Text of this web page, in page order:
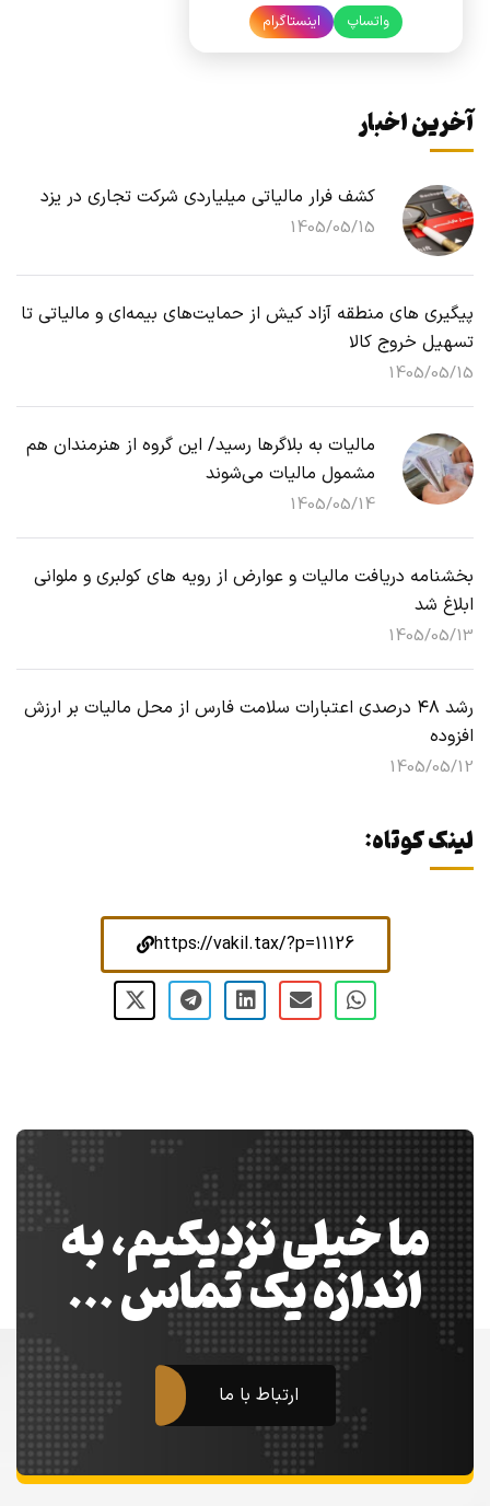
واتساپ اینستاگرام
آخرین اخبار
کشف فرار مالیاتی میلیاردی شرکت تجاری در یزد
1405/05/15
پیگیری های منطقه آزاد کیش از حمایت‌های بیمه‌ای و مالیاتی تا
تسهیل خروج کالا
1405/05/15
مالیات به بلاگرها رسید/ این گروه از هنرمندان هم
مشمول مالیات می‌شوند
1405/05/14
بخشنامه دریافت مالیات و عوارض از رویه های کولبری و ملوانی
ابلاغ شد
1405/05/13
رشد ۴۸ درصدی اعتبارات سلامت فارس از محل مالیات بر ارزش
افزوده
1405/05/12
لینک کوتاه:
https://vakil.tax/?p=11126
ما خیلی نزدیکیم، به
اندازه یک تماس …
ارتباط با ما